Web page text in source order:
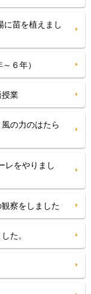
苗を植えまし
６年）
授業
の力のはたら
をやりまし
察をしました
た。